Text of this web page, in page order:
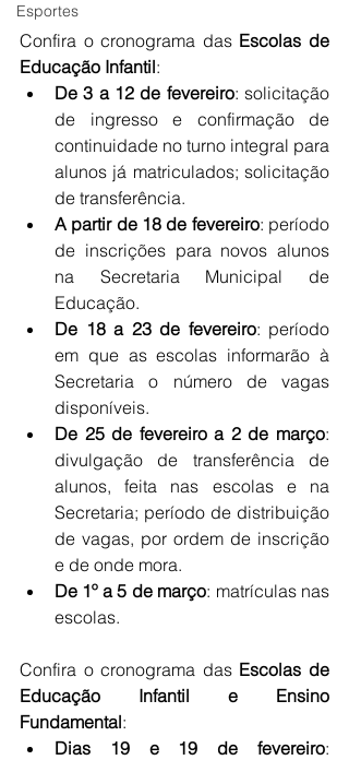
Esportes
Confira o cronograma das Escolas de
Educação Infantil:
De 3 a 12 de fevereiro: solicitação
de ingresso e confirmação de
continuidade no turno integral para
alunos já matriculados; solicitação
de transferência.
A partir de 18 de fevereiro: período
de inscrições para novos alunos
na Secretaria Municipal de
Educação.
De 18 a 23 de fevereiro: período
em que as escolas informarão à
Secretaria o número de vagas
disponíveis.
De 25 de fevereiro a 2 de março:
divulgação de transferência de
alunos, feita nas escolas e na
Secretaria; período de distribuição
de vagas, por ordem de inscrição
e de onde mora.
De 1º a 5 de março: matrículas nas
escolas.
Confira o cronograma das Escolas de
Educação Infantil e Ensino
Fundamental:
Dias 19 e 19 de fevereiro: